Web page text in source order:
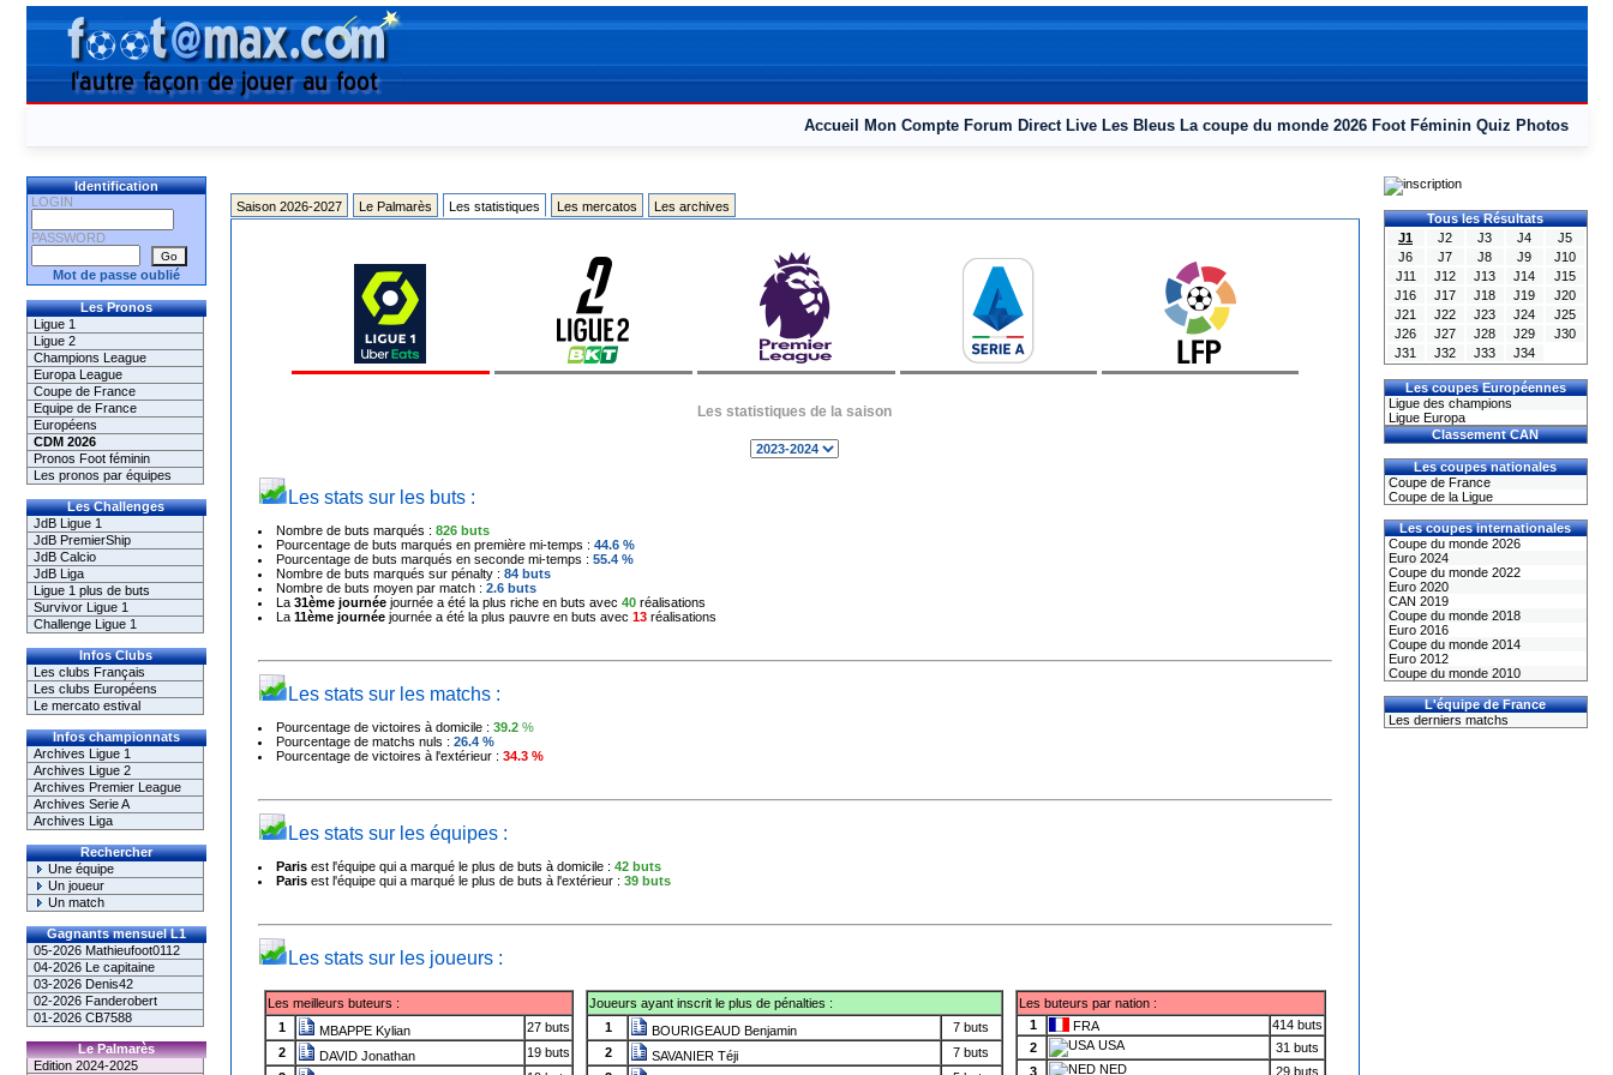
Accueil Mon Compte Forum Direct Live Les Bleus La coupe du monde 2026 Foot Féminin Quiz Photos
Identification
LOGIN
PASSWORD
Mot de passe oublié
Les Pronos
Ligue 1
Ligue 2
Champions League
Europa League
Coupe de France
Equipe de France
Européens
CDM 2026
Pronos Foot féminin
Les pronos par équipes
Les Challenges
JdB Ligue 1
JdB PremierShip
JdB Calcio
JdB Liga
Ligue 1 plus de buts
Survivor Ligue 1
Challenge Ligue 1
Infos Clubs
Les clubs Français
Les clubs Européens
Le mercato estival
Infos championnats
Archives Ligue 1
Archives Ligue 2
Archives Premier League
Archives Serie A
Archives Liga
Rechercher
Une équipe
Un joueur
Un match
Gagnants mensuel L1
05-2026 Mathieufoot0112
04-2026 Le capitaine
03-2026 Denis42
02-2026 Fanderobert
01-2026 CB7588
Le Palmarès
Edition 2024-2025
Saison 2026-2027 Le Palmarès Les statistiques Les mercatos Les archives
Les statistiques de la saison
Les stats sur les buts :
Nombre de buts marqués : 826buts
Pourcentage de buts marqués en première mi-temps : 44.6%
Pourcentage de buts marqués en seconde mi-temps : 55.4%
Nombre de buts marqués sur pénalty : 84buts
Nombre de buts moyen par match : 2.6buts
La 31ème journéejournée a été la plus riche en buts avec 40réalisations
La 11ème journéejournée a été la plus pauvre en buts avec 13réalisations
Les stats sur les matchs :
Pourcentage de victoires à domicile : 39.2%
Pourcentage de matchs nuls : 26.4%
Pourcentage de victoires à l'extérieur : 34.3%
Les stats sur les équipes :
Parisest l'équipe qui a marqué le plus de buts à domicile : 42buts
Parisest l'équipe qui a marqué le plus de buts à l'extérieur : 39buts
Les stats sur les joueurs :
Les meilleurs buteurs :
1
MBAPPE Kylian
27 buts
2
DAVID Jonathan
19 buts
Joueurs ayant inscrit le plus de pénalties :
1
BOURIGEAUD Benjamin
7 buts
2
SAVANIER Téji
7 buts
Les buteurs par nation :
1
FRA
414 buts
2
USA
31 buts
3
NED 29 buts
Tous les Résultats
J1
J2 J3 J4
J5
J6
J7 J8 J9
J10
J11
J12 J13 J14
J15
J16
J17 J18 J19
J20
J21
J22 J23 J24
J25
J26
J27 J28 J29
J30
J31
J32 J33 J34
Les coupes Européennes
Ligue des champions
Ligue Europa
Classement CAN
Les coupes nationales
Coupe de France
Coupe de la Ligue
Les coupes internationales
Coupe du monde 2026
Euro 2024
Coupe du monde 2022
Euro 2020
CAN 2019
Coupe du monde 2018
Euro 2016
Coupe du monde 2014
Euro 2012
Coupe du monde 2010
L'équipe de France
Les derniers matchs